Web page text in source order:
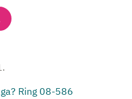
Ring 08-586